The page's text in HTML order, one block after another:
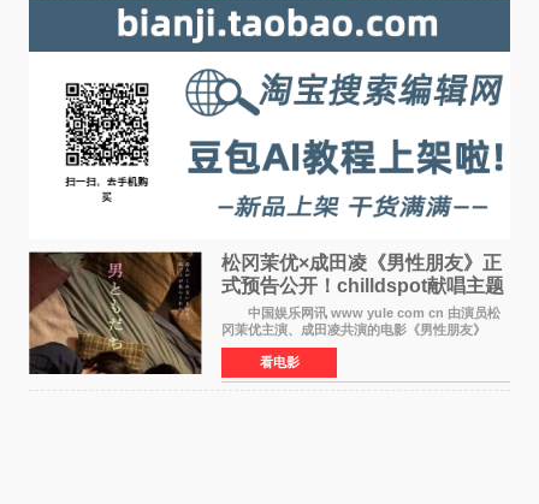
松冈茉优×成田凌《男性朋友》正
式预告公开！chilldspot献唱主题
中国娱乐网讯 www yule com cn 由演员松
冈茉优主演、成田凌共演的电影《男性朋友》
（三岛有纪子执导，11月6日上映）于8月5日公开
正式视觉图与正式预告片。同时，三人乐队
chilldspot为该片创
看电影